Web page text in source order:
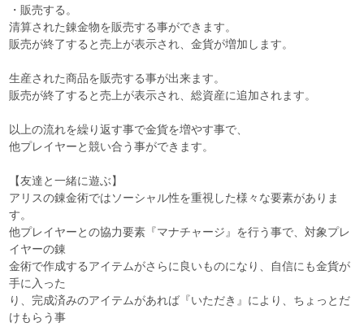
・販売する。
清算された錬金物を販売する事ができます。
販売が終了すると売上が表示され、金貨が増加します。
生産された商品を販売する事が出来ます。
販売が終了すると売上が表示され、総資産に追加されます。
以上の流れを繰り返す事で金貨を増やす事で、
他プレイヤーと競い合う事ができます。
【友達と一緒に遊ぶ】
アリスの錬金術ではソーシャル性を重視した様々な要素がありま
す。
他プレイヤーとの協力要素『マナチャージ』を行う事で、対象プレ
イヤーの錬
金術で作成するアイテムがさらに良いものになり、自信にも金貨が
手に入った
り、完成済みのアイテムがあれば『いただき』により、ちょっとだ
けもらう事